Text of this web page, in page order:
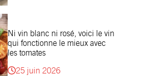
Ni vin blanc ni rosé, voici le vin
qui fonctionne le mieux avec
les tomates
25 juin 2026